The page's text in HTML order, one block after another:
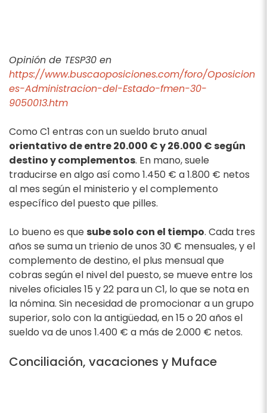
Opinión de TESP30 en
https://www.buscaoposiciones.com/foro/Oposicion
es-Administracion-del-Estado-fmen-30-
9050013.htm
Como C1 entras con un sueldo bruto anual
orientativo de entre 20.000 € y 26.000 € según
destino y complementos. En mano, suele
traducirse en algo así como 1.450 € a 1.800 € netos
al mes según el ministerio y el complemento
específico del puesto que pilles.
Lo bueno es que sube solo con el tiempo. Cada tres
años se suma un trienio de unos 30 € mensuales, y el
complemento de destino, el plus mensual que
cobras según el nivel del puesto, se mueve entre los
niveles oficiales 15 y 22 para un C1, lo que se nota en
la nómina. Sin necesidad de promocionar a un grupo
superior, solo con la antigüedad, en 15 o 20 años el
sueldo va de unos 1.400 € a más de 2.000 € netos.
Conciliación, vacaciones y Muface